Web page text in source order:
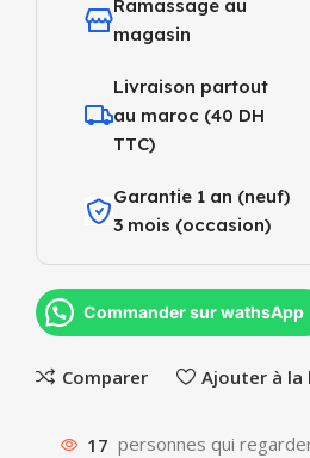
Ramassage au
magasin
Livraison partout
au maroc (40 DH
TTC)
Garantie 1 an (neuf)
3 mois (occasion)
Commander sur wathsApp
Comparer Ajouter à la
17 personnes qui